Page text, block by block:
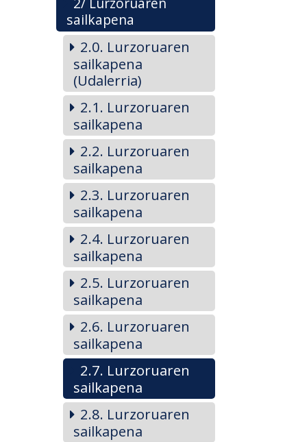
sailkapena
2.0. Lurzoruaren
sailkapena
(Udalerria)
2.1. Lurzoruaren
sailkapena
2.2. Lurzoruaren
sailkapena
2.3. Lurzoruaren
sailkapena
2.4. Lurzoruaren
sailkapena
2.5. Lurzoruaren
sailkapena
2.6. Lurzoruaren
sailkapena
2.7. Lurzoruaren
sailkapena
2.8. Lurzoruaren
sailkapena